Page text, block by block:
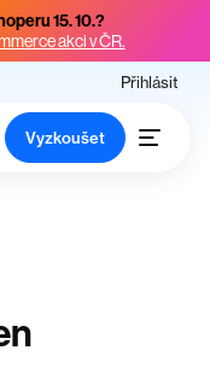
15. 10.?
akci v ČR.
Přihlásit
Vyzkoušet